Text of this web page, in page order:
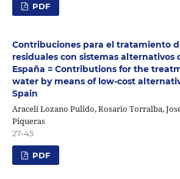
PDF
Contribuciones para el tratamiento
residuales con sistemas alternativos
España = Contributions for the
water by means of low-cost
Spain
Araceli Lozano Pulido, Rosario Torralba,
Piqueras
27-45
PDF